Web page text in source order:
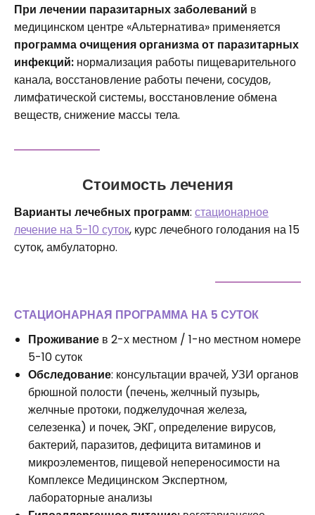
При лечении паразитарных заболеваний в
медицинском центре «Альтернатива» применяется
программа очищения организма от паразитарных
инфекций: нормализация работы пищеварительного
канала, восстановление работы печени, сосудов,
лимфатической системы, восстановление обмена
веществ, снижение массы тела.
Стоимость лечения
Варианты лечебных программ: стационарное
лечение на 5-10 суток, курс лечебного голодания на 15
суток, амбулаторно.
СТАЦИОНАРНАЯ ПРОГРАММА НА 5 СУТОК
Проживание в 2-х местном / 1-но местном номере
5-10 суток
Обследование: консультации врачей, УЗИ органов
брюшной полости (печень, желчный пузырь,
желчные протоки, поджелудочная железа,
селезенка) и почек, ЭКГ, определение вирусов,
бактерий, паразитов, дефицита витаминов и
микроэлементов, пищевой непереносимости на
Комплексе Медицинском Экспертном,
лабораторные анализы